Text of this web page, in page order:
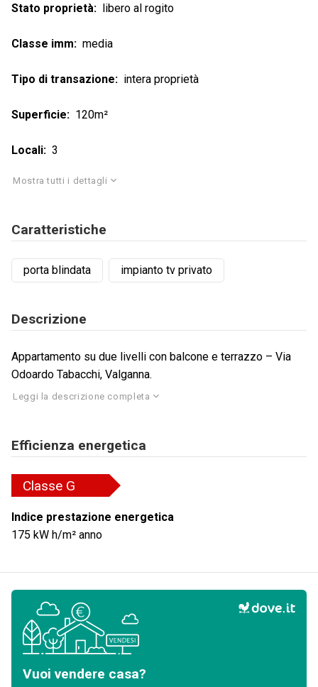
Stato proprietà libero al rogito
Classe imm media
Tipo di transazione intera proprietà
Superficie 120m²
Locali 3
Mostra tutti i dettagli
Caratteristiche
porta blindata impianto tv privato
Descrizione
Appartamento su due livelli con balcone e terrazzo – Via
Odoardo Tabacchi, Valganna.
Leggi la descrizione completa
Efficienza energetica
Classe G
Indice prestazione energetica
175 kW h/m² anno
Vuoi vendere casa?